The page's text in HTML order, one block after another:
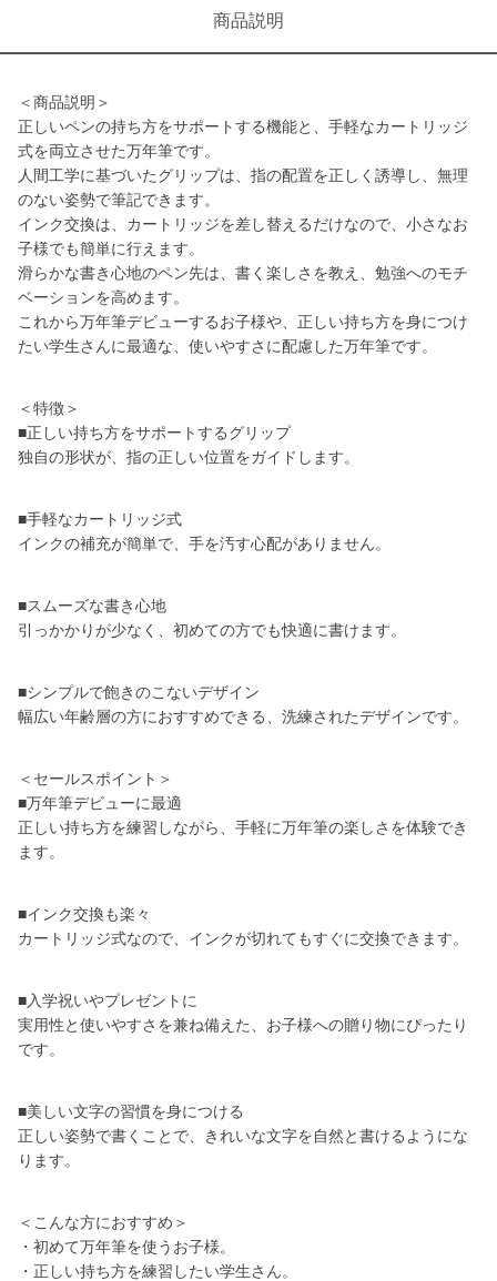
商品説明
＜商品説明＞
正しいペンの持ち方をサポートする機能と、手軽なカートリッジ
式を両立させた万年筆です。
人間工学に基づいたグリップは、指の配置を正しく誘導し、無理
のない姿勢で筆記できます。
インク交換は、カートリッジを差し替えるだけなので、小さなお
子様でも簡単に行えます。
滑らかな書き心地のペン先は、書く楽しさを教え、勉強へのモチ
ベーションを高めます。
これから万年筆デビューするお子様や、正しい持ち方を身につけ
たい学生さんに最適な、使いやすさに配慮した万年筆です。
＜特徴＞
■正しい持ち方をサポートするグリップ
独自の形状が、指の正しい位置をガイドします。
■手軽なカートリッジ式
インクの補充が簡単で、手を汚す心配がありません。
■スムーズな書き心地
引っかかりが少なく、初めての方でも快適に書けます。
■シンプルで飽きのこないデザイン
幅広い年齢層の方におすすめできる、洗練されたデザインです。
＜セールスポイント＞
■万年筆デビューに最適
正しい持ち方を練習しながら、手軽に万年筆の楽しさを体験でき
ます。
■インク交換も楽々
カートリッジ式なので、インクが切れてもすぐに交換できます。
■入学祝いやプレゼントに
実用性と使いやすさを兼ね備えた、お子様への贈り物にぴったり
です。
■美しい文字の習慣を身につける
正しい姿勢で書くことで、きれいな文字を自然と書けるようにな
ります。
＜こんな方におすすめ＞
・初めて万年筆を使うお子様。
・正しい持ち方を練習したい学生さん。